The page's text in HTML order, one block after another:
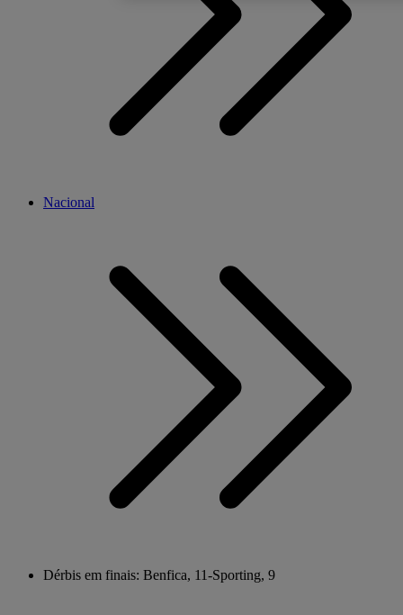
Nacional
Dérbis em finais: Benfica, 11-Sporting, 9